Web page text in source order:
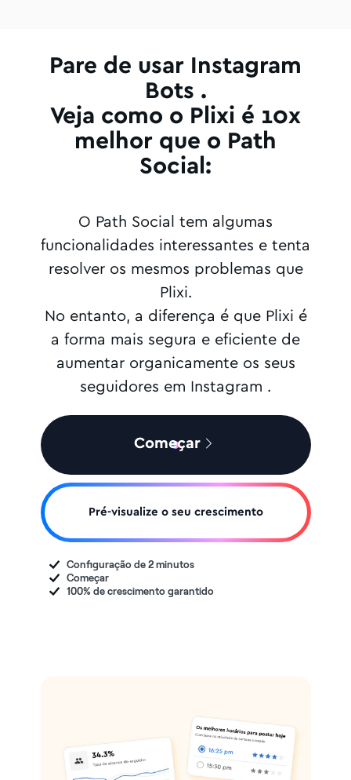
Pare de usar Instagram
Bots .
Veja como o Plixi é 10x
melhor que o Path
Social:
O Path Social tem algumas
funcionalidades interessantes e tenta
resolver os mesmos problemas que
Plixi.
No entanto, a diferença é que Plixi é
a forma mais segura e eficiente de
aumentar organicamente os seus
seguidores em Instagram .
Começar
Pré-visualize o seu crescimento
Configuração de 2 minutos
Começar
100% de crescimento garantido